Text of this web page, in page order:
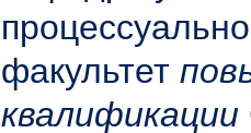
факультет
квалификации